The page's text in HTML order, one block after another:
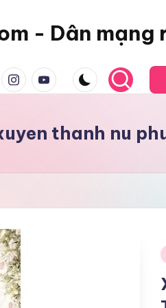
- Dân mạng
instagram.com
youtube.com
thanh nu